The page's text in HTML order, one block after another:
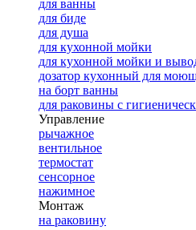
для ванны
для биде
для душа
для кухонной мойки
для кухонной мойки и
дозатор кухонный для
на борт ванны
для раковины с
Управление
рычажное
вентильное
термостат
сенсорное
нажимное
Монтаж
на раковину